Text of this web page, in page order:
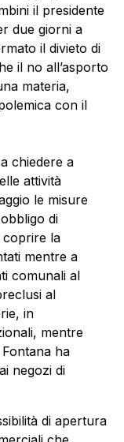
il presidente
due giorni a
il divieto di
il no all’asporto
materia,
con il
chiedere a
attività
le misure
di
coprire la
mentre a
comunali al
al
in
mentre
ha
negozi di
di apertura